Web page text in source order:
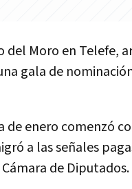
del Moro en Telefe,
gala de
enero comenzó
a las señales
de Diputados.